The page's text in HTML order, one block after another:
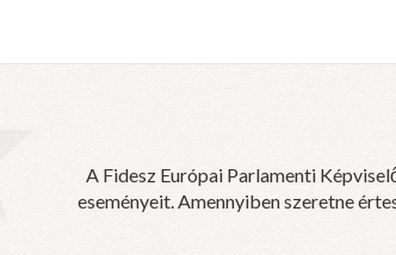
A Fidesz Európai Parlamenti
eseményeit. Amennyiben szeretne